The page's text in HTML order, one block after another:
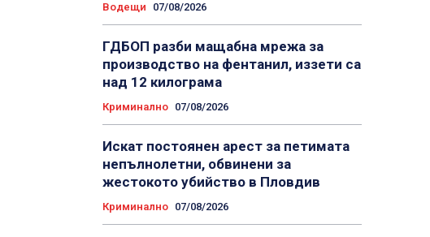
Водещи 07/08/2026
ГДБОП разби мащабна мрежа за
производство на фентанил, иззети са
над 12 килограма
Криминално 07/08/2026
Искат постоянен арест за петимата
непълнолетни, обвинени за
жестокото убийство в Пловдив
Криминално 07/08/2026